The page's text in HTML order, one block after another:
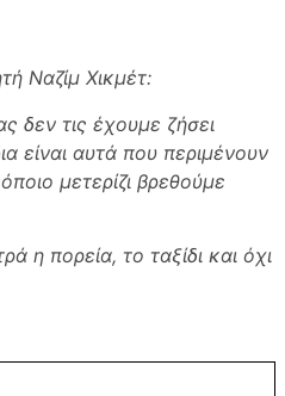
Ναζίμ Χικμέτ:
δεν τις έχουμε ζήσει
είναι αυτά που περιμένουν
μετερίζι βρεθούμε
η πορεία, το ταξίδι και όχι